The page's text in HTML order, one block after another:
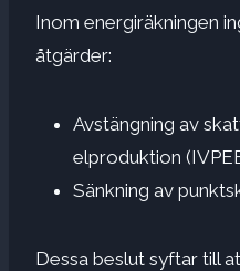
Inom energiräkningen
åtgärder:
Avstängning av
elproduktion
Sänkning av
Dessa beslut syftar till